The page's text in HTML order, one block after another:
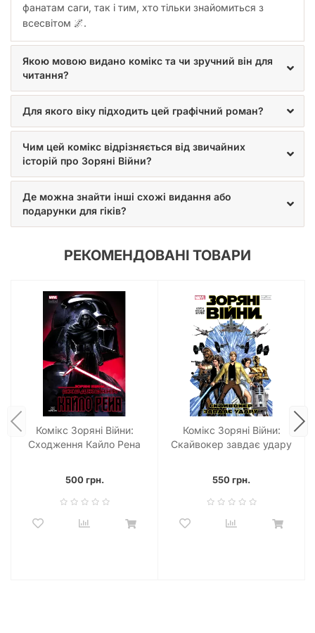
фанатам саги, так і тим, хто тільки знайомиться з
всесвітом 🌌.
Якою мовою видано комікс та чи зручний він для
читання?
Для якого віку підходить цей графічний роман?
Чим цей комікс відрізняється від звичайних
історій про Зоряні Війни?
Де можна знайти інші схожі видання або
подарунки для гіків?
РЕКОМЕНДОВАНІ ТОВАРИ
Комікс Зоряні Війни:
Сходження Кайло Рена
500 грн.
Комікс Зоряні Війни:
Скайвокер завдає удару
550 грн.